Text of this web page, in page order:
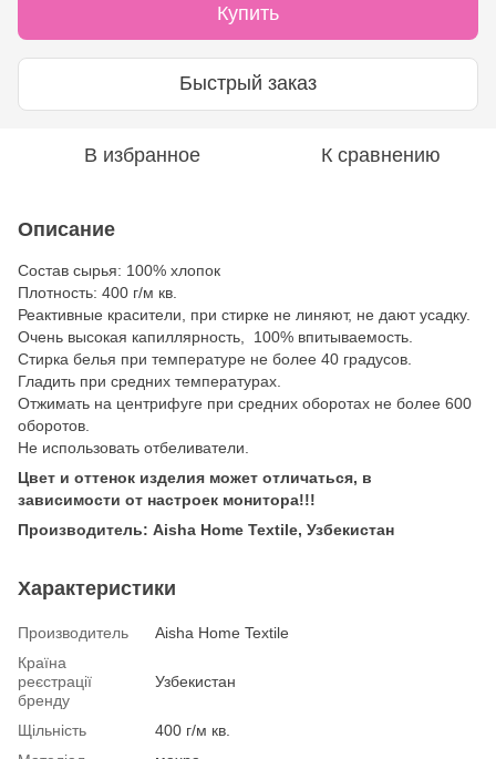
Купить
Быстрый заказ
В избранное К сравнению
Описание
Состав сырья: 100% хлопок
Плотность: 400 г/м кв.
Реактивные красители, при стирке не линяют, не дают усадку.
Очень высокая капиллярность, 100% впитываемость.
Стирка белья при температуре не более 40 градусов.
Гладить при средних температурах.
Отжимать на центрифуге при средних оборотах не более 600
оборотов.
Не использовать отбеливатели.
Цвет и оттенок изделия может отличаться, в
зависимости от настроек монитора!!!
Производитель: Aisha Home Textile, Узбекистан
Характеристики
Производитель
Aisha Home Textile
Країна
реєстрації
бренду
Узбекистан
Щільність
400 г/м кв.